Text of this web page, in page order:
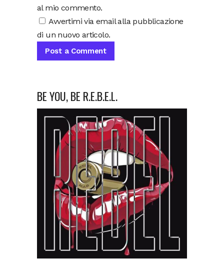
al mio commento.
Avvertimi via email alla pubblicazione
di un nuovo articolo.
BE YOU, BE R.E.B.E.L.